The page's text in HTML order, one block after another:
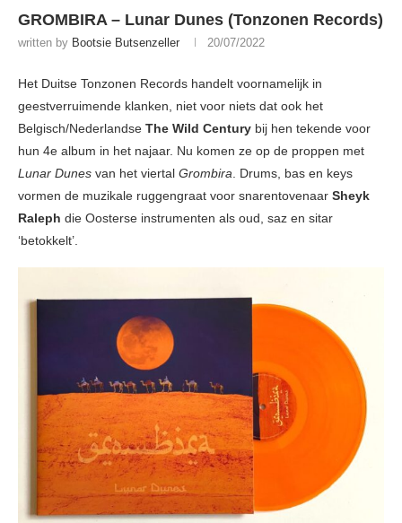
GROMBIRA – Lunar Dunes (Tonzonen Records)
written by Bootsie Butsenzeller 20/07/2022
Het Duitse Tonzonen Records handelt voornamelijk in
geestverruimende klanken, niet voor niets dat ook het
Belgisch/Nederlandse The Wild Century bij hen tekende voor
hun 4e album in het najaar. Nu komen ze op de proppen met
Lunar Dunes van het viertal Grombira. Drums, bas en keys
vormen de muzikale ruggengraat voor snarentovenaar Sheyk
Raleph die Oosterse instrumenten als oud, saz en sitar
‘betokkelt’.